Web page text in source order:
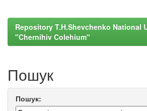
Repository T.H.Shevchenko National
"Chernihiv Colehium"
Пошук
Пошук: